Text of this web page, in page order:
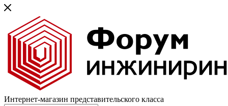
Интернет-магазин представительского класса